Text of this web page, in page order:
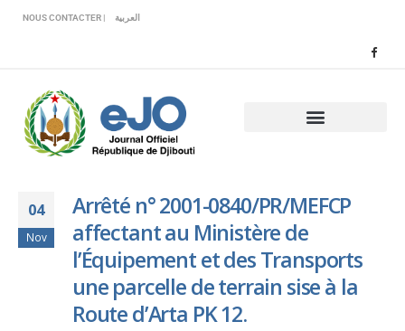
comprend
système
NOUS CONTACTER | العربية
04
Nov
Arrêté n° 2001-0840/PR/MEFCP
affectant au Ministère de
l’Équipement et des Transports
une parcelle de terrain sise à la
Route d’Arta PK 12.